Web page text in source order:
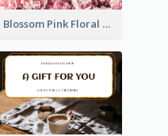
Blossom Pink Floral Photo Flower Shop Gift Card